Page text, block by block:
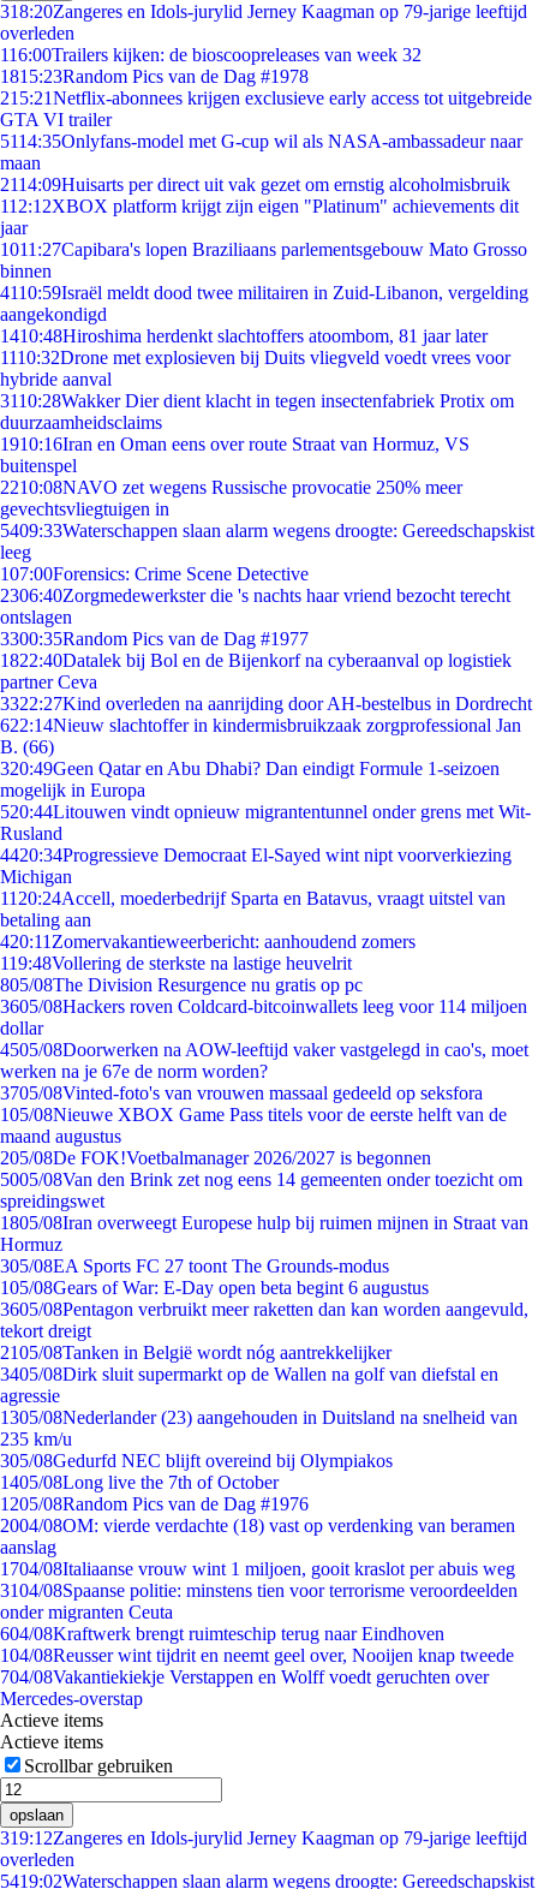
318:20Zangeres en Idols-jurylid Jerney Kaagman op 79-jarige leeftijd
overleden
116:00Trailers kijken: de bioscoopreleases van week 32
1815:23Random Pics van de Dag #1978
215:21Netflix-abonnees krijgen exclusieve early access tot uitgebreide
GTA VI trailer
5114:35Onlyfans-model met G-cup wil als NASA-ambassadeur naar
maan
2114:09Huisarts per direct uit vak gezet om ernstig alcoholmisbruik
112:12XBOX platform krijgt zijn eigen "Platinum" achievements dit
jaar
1011:27Capibara's lopen Braziliaans parlementsgebouw Mato Grosso
binnen
4110:59Israël meldt dood twee militairen in Zuid-Libanon, vergelding
aangekondigd
1410:48Hiroshima herdenkt slachtoffers atoombom, 81 jaar later
1110:32Drone met explosieven bij Duits vliegveld voedt vrees voor
hybride aanval
3110:28Wakker Dier dient klacht in tegen insectenfabriek Protix om
duurzaamheidsclaims
1910:16Iran en Oman eens over route Straat van Hormuz, VS
buitenspel
2210:08NAVO zet wegens Russische provocatie 250% meer
gevechtsvliegtuigen in
5409:33Waterschappen slaan alarm wegens droogte: Gereedschapskist
leeg
107:00Forensics: Crime Scene Detective
2306:40Zorgmedewerkster die 's nachts haar vriend bezocht terecht
ontslagen
3300:35Random Pics van de Dag #1977
1822:40Datalek bij Bol en de Bijenkorf na cyberaanval op logistiek
partner Ceva
3322:27Kind overleden na aanrijding door AH-bestelbus in Dordrecht
622:14Nieuw slachtoffer in kindermisbruikzaak zorgprofessional Jan
B. (66)
320:49Geen Qatar en Abu Dhabi? Dan eindigt Formule 1-seizoen
mogelijk in Europa
520:44Litouwen vindt opnieuw migrantentunnel onder grens met Wit-
Rusland
4420:34Progressieve Democraat El-Sayed wint nipt voorverkiezing
Michigan
11 20:24Accell, moederbedrijf Sparta en Batavus, vraagt uitstel van
betaling aan
420:11 Zomervakantieweerbericht: aanhoudend zomers
119:48Vollering de sterkste na lastige heuvelrit
805/08The Division Resurgence nu gratis op pc
3605/08Hackers roven Coldcard-bitcoinwallets leeg voor 114 miljoen
dollar
4505/08Doorwerken na AOW-leeftijd vaker vastgelegd in cao's, moet
werken na je 67e de norm worden?
3705/08Vinted-foto's van vrouwen massaal gedeeld op seksfora
105/08Nieuwe XBOX Game Pass titels voor de eerste helft van de
maand augustus
205/08De FOK!Voetbalmanager 2026/2027 is begonnen
5005/08Van den Brink zet nog eens 14 gemeenten onder toezicht om
spreidingswet
1805/08Iran overweegt Europese hulp bij ruimen mijnen in Straat van
Hormuz
305/08EA Sports FC 27 toont The Grounds-modus
105/08Gears of War: E-Day open beta begint 6 augustus
3605/08Pentagon verbruikt meer raketten dan kan worden aangevuld,
tekort dreigt
2105/08Tanken in België wordt nóg aantrekkelijker
3405/08Dirk sluit supermarkt op de Wallen na golf van diefstal en
agressie
1305/08Nederlander (23) aangehouden in Duitsland na snelheid van
235 km/u
305/08Gedurfd NEC blijft overeind bij Olympiakos
1405/08Long live the 7th of October
1205/08Random Pics van de Dag #1976
2004/08OM: vierde verdachte (18) vast op verdenking van beramen
aanslag
1704/08Italiaanse vrouw wint 1 miljoen, gooit kraslot per abuis weg
3104/08Spaanse politie: minstens tien voor terrorisme veroordeelden
onder migranten Ceuta
604/08Kraftwerk brengt ruimteschip terug naar Eindhoven
104/08Reusser wint tijdrit en neemt geel over, Nooijen knap tweede
704/08Vakantiekiekje Verstappen en Wolff voedt geruchten over
Mercedes-overstap
Actieve items
Actieve items
Scrollbar gebruiken
opslaan
319:12Zangeres en Idols-jurylid Jerney Kaagman op 79-jarige leeftijd
overleden
5419:02Waterschappen slaan alarm wegens droogte: Gereedschapskist